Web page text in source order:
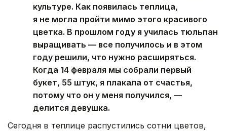
культуре. Как появилась теплица,
я не могла пройти мимо этого красивого
цветка. В прошлом году я училась тюльпан
выращивать — все получилось и в этом
году решили, что нужно расширяться.
Когда 14 февраля мы собрали первый
букет, 55 штук, я плакала от счастья,
потому что он у меня получился, —
делится девушка.
Сегодня в теплице распустились сотни цветов,